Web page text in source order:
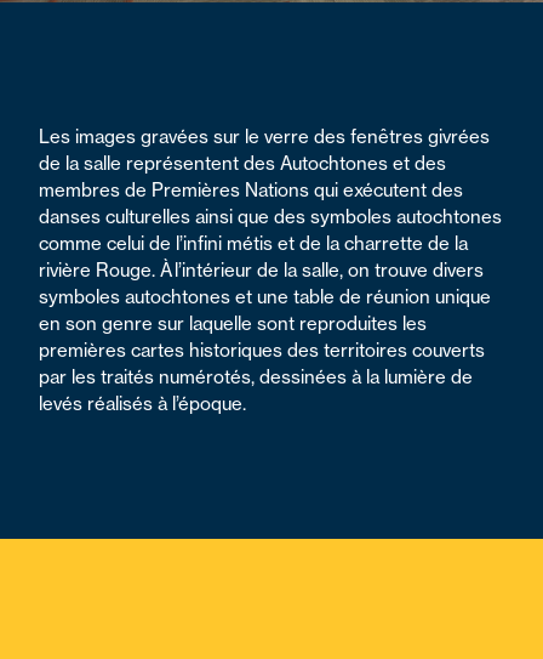
Les images gravées sur le verre des fenêtres givrées
de la salle représentent des Autochtones et des
membres de Premières Nations qui exécutent des
danses culturelles ainsi que des symboles autochtones
comme celui de l’infini métis et de la charrette de la
rivière Rouge. À l’intérieur de la salle, on trouve divers
symboles autochtones et une table de réunion unique
en son genre sur laquelle sont reproduites les
premières cartes historiques des territoires couverts
par les traités numérotés, dessinées à la lumière de
levés réalisés à l’époque.